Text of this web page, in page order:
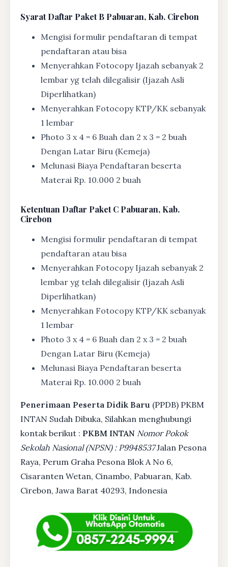
SyaratDaftar Paket B Pabuaran, Kab. Cirebon
Mengisi formulir pendaftaran di tempat
pendaftaran atau bisa
Menyerahkan Fotocopy Ijazah sebanyak 2
lembar yg telah dilegalisir (Ijazah Asli
Diperlihatkan)
Menyerahkan Fotocopy KTP/KK sebanyak
1 lembar
Photo 3 x 4 = 6 Buah dan 2 x 3 = 2 buah
Dengan Latar Biru (Kemeja)
Melunasi Biaya Pendaftaran beserta
Materai Rp. 10.000 2 buah
Ketentuan Daftar Paket C Pabuaran, Kab.
Cirebon
Mengisi formulir pendaftaran di tempat
pendaftaran atau bisa
Menyerahkan Fotocopy Ijazah sebanyak 2
lembar yg telah dilegalisir (Ijazah Asli
Diperlihatkan)
Menyerahkan Fotocopy KTP/KK sebanyak
1 lembar
Photo 3 x 4 = 6 Buah dan 2 x 3 = 2 buah
Dengan Latar Biru (Kemeja)
Melunasi Biaya Pendaftaran beserta
Materai Rp. 10.000 2 buah
Penerimaan Peserta Didik Baru (PPDB) PKBM
INTAN Sudah Dibuka, Silahkan menghubungi
kontak berikut : PKBM INTAN Nomor Pokok
Sekolah Nasional (NPSN) : P9948537Jalan Pesona
Raya, Perum Graha Pesona Blok A No 6,
Cisaranten Wetan, Cinambo, Pabuaran, Kab.
Cirebon, Jawa Barat 40293, Indonesia